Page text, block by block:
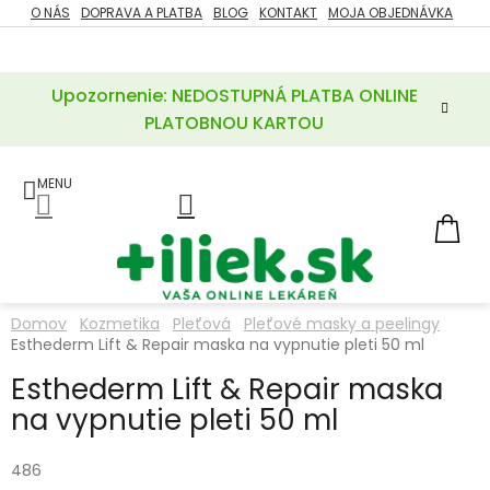
Prejsť
na
Upozornenie: NEDOSTUPNÁ PLATBA ONLINE
PLATOBNOU KARTOU
O NÁS DOPRAVA A PLATBA BLOG KONTAKT MOJA OBJEDNÁVKA
ZĽAVY
POTREBY
A
LIEKY
VITAMÍNY
MINERÁLY
KOZMETIKA
Domov Kozmetika Pleťová
Pleťové masky a peelingy
Esthederm Lift & Repair maska na vypnutie pleti 50 ml
Esthederm Lift & Repair maska
na vypnutie pleti 50 ml
486